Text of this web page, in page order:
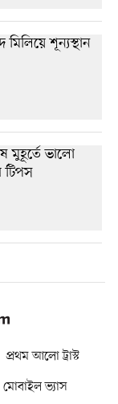
প্রথম আলো ট্রাস্ট
মোবাইল ভ্যাস